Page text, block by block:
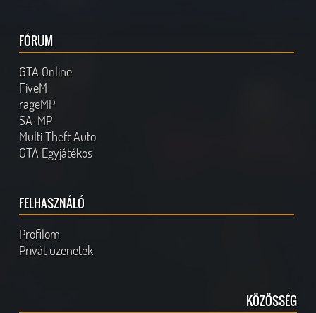
FÓRUM
GTA Online
FiveM
rageMP
SA-MP
Multi Theft Auto
GTA Egyjátékos
FELHASZNÁLÓ
Profilom
Privát üzenetek
KÖZÖSSÉG